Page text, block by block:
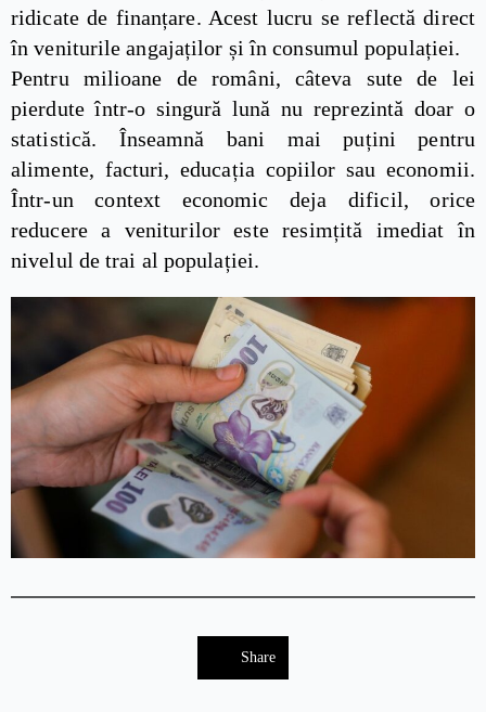
ridicate de finanțare. Acest lucru se reflectă direct
în veniturile angajaților și în consumul populației.
Pentru milioane de români, câteva sute de lei
pierdute într-o singură lună nu reprezintă doar o
statistică. Înseamnă bani mai puțini pentru
alimente, facturi, educația copiilor sau economii.
Într-un context economic deja dificil, orice
reducere a veniturilor este resimțită imediat în
nivelul de trai al populației.
Share